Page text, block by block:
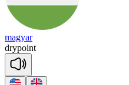
magyar
drypoint